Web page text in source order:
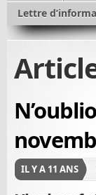
Lettre
IL Y A 11 ANS